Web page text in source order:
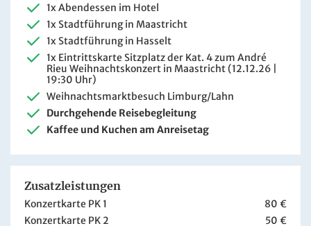
1x Abendessen im Hotel
1x Stadtführung in Maastricht
1x Stadtführung in Hasselt
1x Eintrittskarte Sitzplatz der Kat. 4 zum André
Rieu Weihnachtskonzert in Maastricht (12.12.26 |
19:30 Uhr)
Weihnachtsmarktbesuch Limburg/Lahn
Durchgehende Reisebegleitung
Kaffee und Kuchen am Anreisetag
Zusatzleistungen
Konzertkarte PK 1
80 €
Konzertkarte PK 2
50 €